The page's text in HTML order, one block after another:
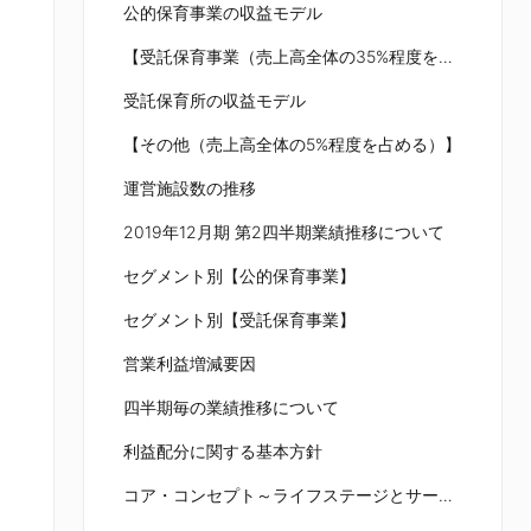
公的保育事業の収益モデル
【受託保育事業（売上高全体の35%程度を占める）】
受託保育所の収益モデル
【その他（売上高全体の5%程度を占める）】
運営施設数の推移
2019年12月期 第2四半期業績推移について
セグメント別【公的保育事業】
セグメント別【受託保育事業】
営業利益増減要因
四半期毎の業績推移について
利益配分に関する基本方針
コア・コンセプト～ライフステージとサービススコープ